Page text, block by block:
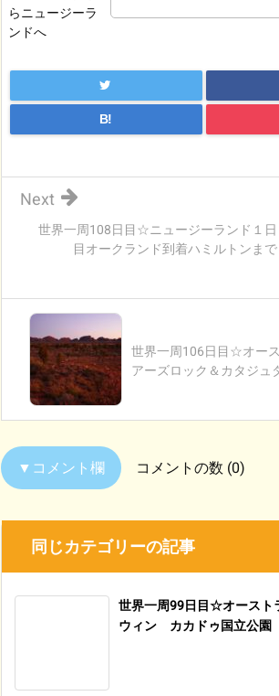
B!
世界一周108日目☆ニュージーランド１日
目オークランド到着ハミルトンまで
Next
世界一周106日目☆オー
アーズロック＆カタジュ
コメントの数 (0)
同じカテゴリーの記事
世界一周99日目☆オースト
ウィン カカドゥ国立公園